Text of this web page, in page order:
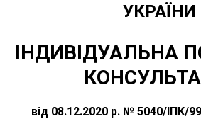
УКРАЇНИ
ІНДИВІДУАЛЬНА
від 08.12.2020 р. № 5040/ІПК/